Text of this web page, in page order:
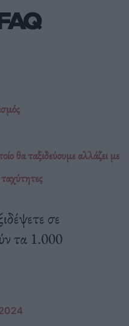
θα ταξιδεύουμε αλλάζει με
σε
τα 1.000